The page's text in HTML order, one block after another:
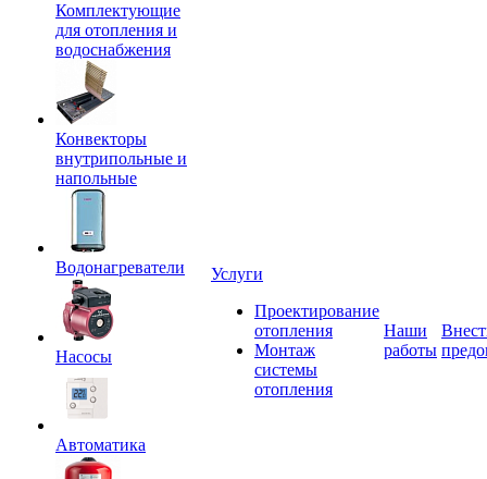
Комплектующие
для отопления и
водоснабжения
Конвекторы
внутрипольные и
напольные
Водонагреватели
Насосы
Автоматика
Услуги
Проектирование
отопления
Монтаж
системы
отопления
Наши
работы